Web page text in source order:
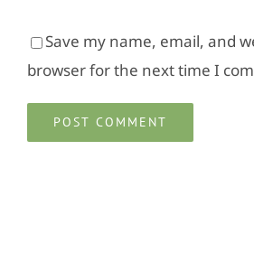
Save my name, email, and
browser for the next time I